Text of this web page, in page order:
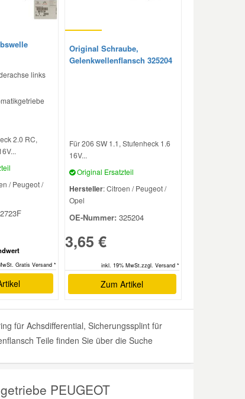
links
2.0 RC,
/ Peugeot /
Gratis Versand *
Original Schraube,
Gelenkwellenflansch 325204
Für 206 SW 1.1, Stufenheck 1.6
16V...
Original Ersatzteil
Hersteller: Citroen / Peugeot /
Opel
OE-Nummer: 325204
3,65 €
inkl. 19% MwSt.zzgl. Versand *
Zum Artikel
für Achsdifferential, Sicherungssplint für
Teile finden Sie über die Suche
PEUGEOT